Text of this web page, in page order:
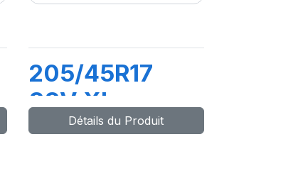
205/45R17
88V XL
DYNAXER UHP
Détails du Produit